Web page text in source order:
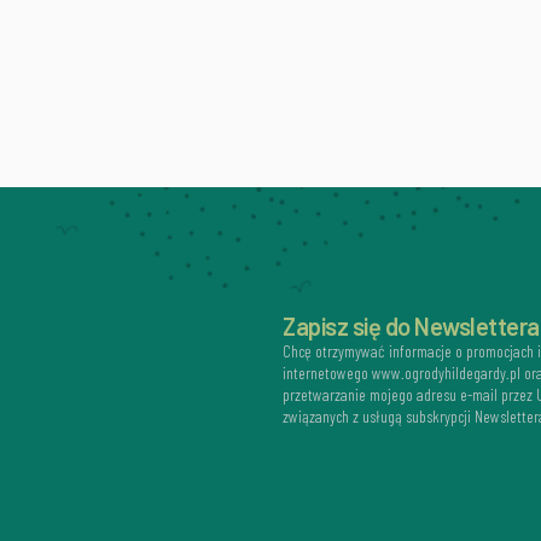
Zapisz się do Newslettera
Chcę otrzymywać informacje o promocjach
internetowego www.ogrodyhildegardy.pl
przetwarzanie mojego adresu e-mail przez
związanych z usługą subskrypcji